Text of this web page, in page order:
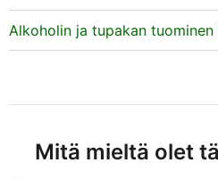
Alkoholin ja tupakan tuominen
Mitä mieltä olet